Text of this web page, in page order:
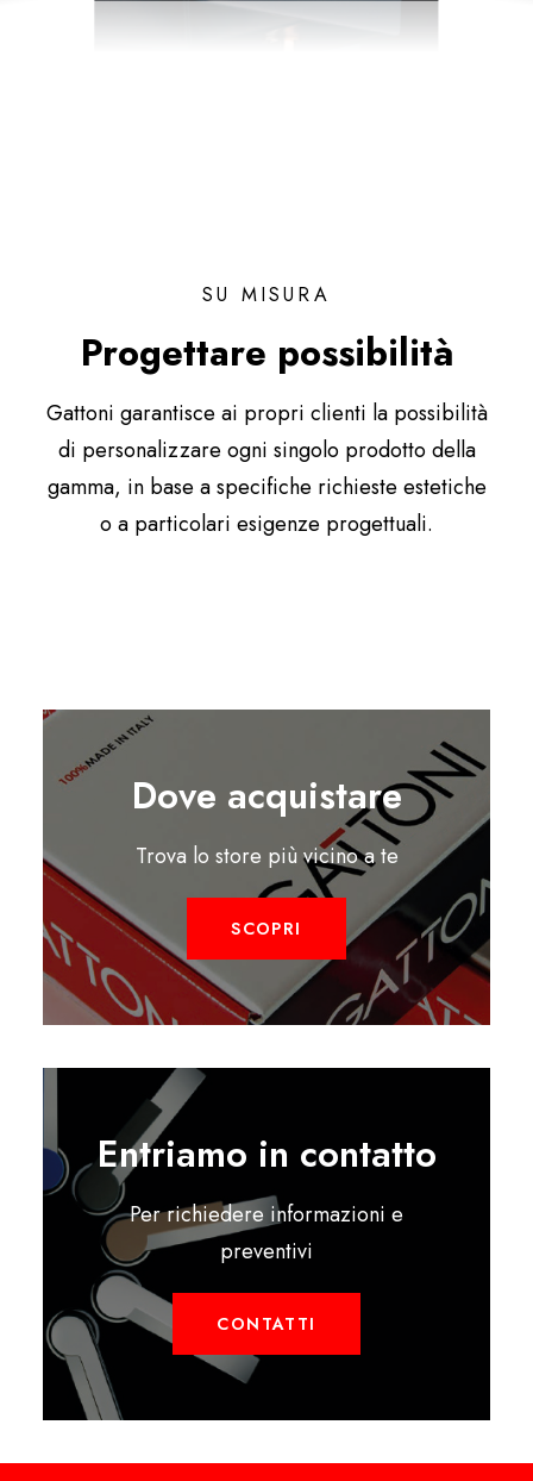
SU MISURA
Progettare possibilità
Gattoni garantisce ai propri clienti la possibilità
di personalizzare ogni singolo prodotto della
gamma, in base a specifiche richieste estetiche
o a particolari esigenze progettuali.
Dove acquistare
Trova lo store più vicino a te
SCOPRI
Entriamo in contatto
Per richiedere informazioni e
preventivi
CONTATTI